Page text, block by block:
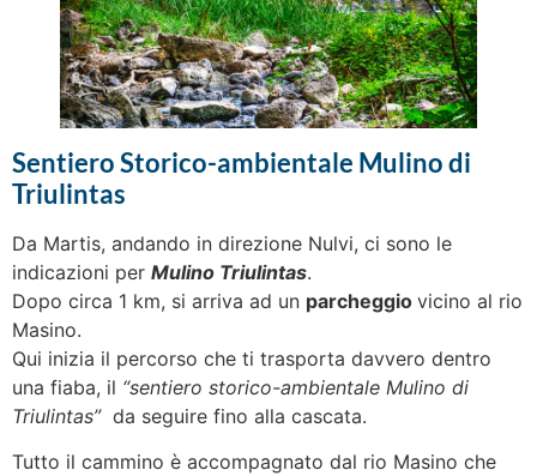
Sentiero Storico-ambientale Mulino di
Triulintas
Da Martis, andando in direzione Nulvi, ci sono le
indicazioni per Mulino Triulintas.
Dopo circa 1 km, si arriva ad un parcheggio vicino al rio
Masino.
Qui inizia il percorso che ti trasporta davvero dentro
una fiaba, il “sentiero storico-ambientale Mulino di
Triulintas”da seguire fino alla cascata.
Tutto il cammino è accompagnato dal rio Masino che